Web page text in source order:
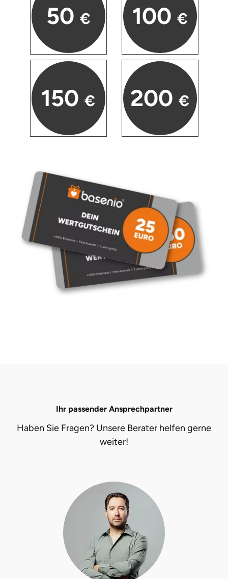
50 €
150 €
100 €
200 €
Ihr passender Ansprechpartner
Haben Sie Fragen? Unsere Berater helfen gerne
weiter!